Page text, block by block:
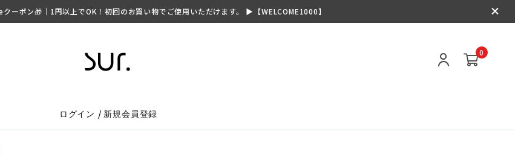
ーポン🎁｜1円以上でOK！初回のお買い物でご使用いただけます。 ▶【WELCOME1000】
0
ログイン / 新規会員登録